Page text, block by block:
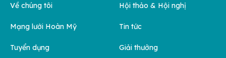
Về chúng tôi
Mạng lưới Hoàn Mỹ
Tuyển dụng
Hội thảo & Hội nghị
Tin tức
Giải thưởng